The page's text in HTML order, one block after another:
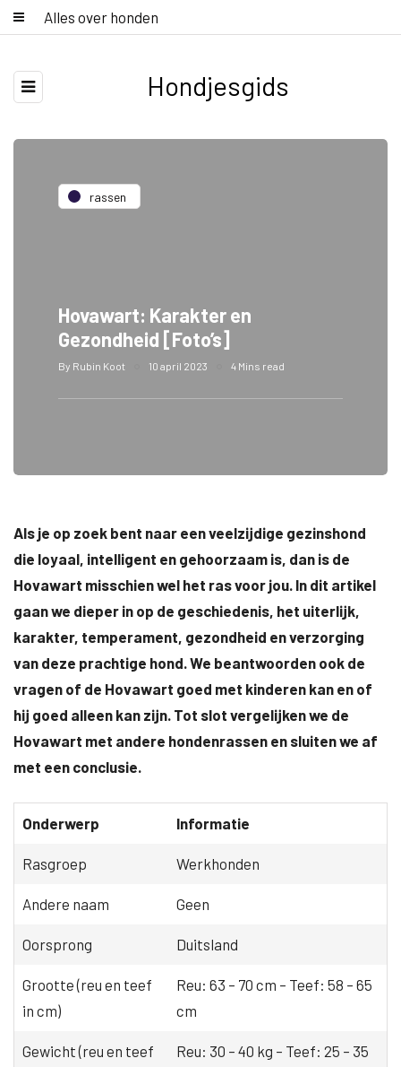
Alles over honden
Hondjesgids
rassen
Hovawart: Karakter en
Gezondheid [Foto’s]
By Rubin Koot 10 april 2023 4 Mins read
Als je op zoek bent naar een veelzijdige gezinshond
die loyaal, intelligent en gehoorzaam is, dan is de
Hovawart misschien wel het ras voor jou. In dit artikel
gaan we dieper in op de geschiedenis, het uiterlijk,
karakter, temperament, gezondheid en verzorging
van deze prachtige hond. We beantwoorden ook de
vragen of de Hovawart goed met kinderen kan en of
hij goed alleen kan zijn. Tot slot vergelijken we de
Hovawart met andere hondenrassen en sluiten we af
met een conclusie.
Onderwerp Informatie
Rasgroep Werkhonden
Andere naam Geen
Oorsprong Duitsland
Grootte (reu en teef
in cm)
Reu: 63 – 70 cm – Teef: 58 – 65
cm
Gewicht (reu en teef
Reu: 30 – 40 kg – Teef: 25 – 35